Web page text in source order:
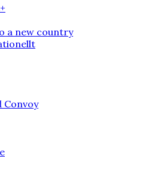
a new country
Convoy